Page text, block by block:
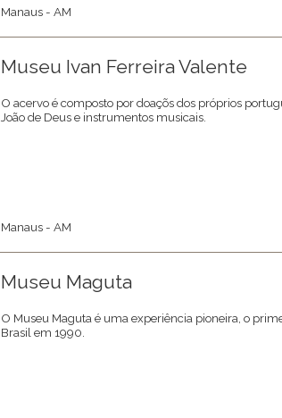
Manaus - AM
Museu Ivan Ferreira Valente
O acervo é composto por doaçõs dos próprios
João de Deus e instrumentos musicais.
Manaus - AM
Museu Maguta
O Museu Maguta é uma experiência pioneira, o
Brasil em 1990.